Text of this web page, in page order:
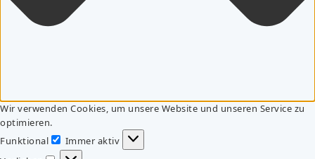
Wir verwenden Cookies, um unsere Website und unseren Service zu
optimieren.
Funktional
Funktional
Immer aktiv